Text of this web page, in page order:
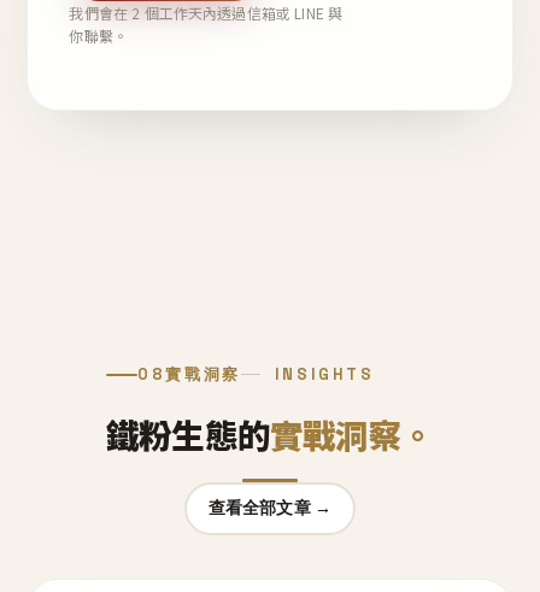
我們會在 2 個工作天內透過信箱或 LINE 與
你聯繫。
08實戰洞察 INSIGHTS
鐵粉生態的實戰洞察。
查看全部文章 →